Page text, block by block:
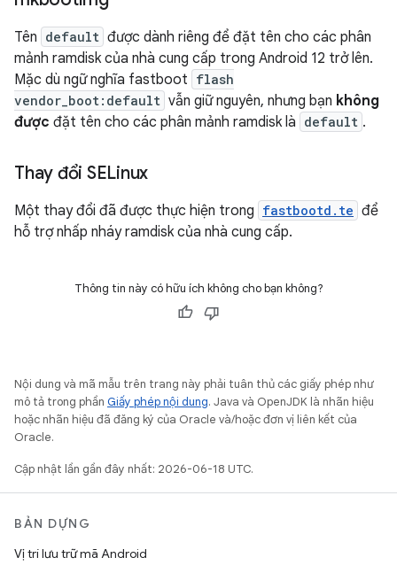
Tên default được dành riêng để đặt tên cho các phân
mảnh ramdisk của nhà cung cấp trong Android 12 trở lên.
Mặc dù ngữ nghĩa fastboot flash
vendor_boot:default vẫn giữ nguyên, nhưng bạn không
được đặt tên cho các phân mảnh ramdisk là default .
Thay đổi SELinux
Một thay đổi đã được thực hiện trong fastbootd.te để
hỗ trợ nhấp nháy ramdisk của nhà cung cấp.
Thông tin này có hữu ích không cho bạn không?
Nội dung và mã mẫu trên trang này phải tuân thủ các giấy phép như
mô tả trong phần Giấy phép nội dung. Java và OpenJDK là nhãn hiệu
hoặc nhãn hiệu đã đăng ký của Oracle và/hoặc đơn vị liên kết của
Oracle.
Cập nhật lần gần đây nhất: 2026-06-18 UTC.
BẢN DỰNG
Vị trí lưu trữ mã Android